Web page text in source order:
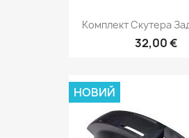
Комплект Скутера
32,00 €
НОВИЙ